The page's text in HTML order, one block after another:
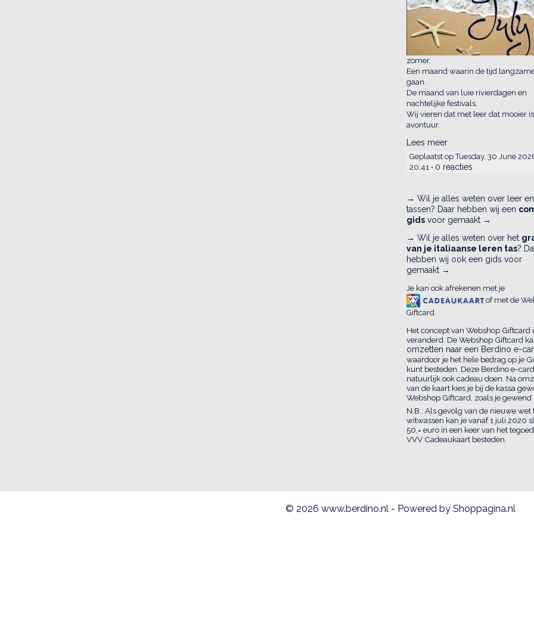
zomer.
Een maand waarin de tijd
gaan.
De maand van luie rivierdagen en
nachtelijke festivals.
Wij vieren dat met leer dat mooier
avontuur.
Lees meer
Geplaatst op Tuesday, 30 June
20:41 • 0 reacties
→ Wil je alles weten over leer
tassen? Daar hebben wij een
gids voor gemaakt →
→ Wil je alles weten over het
van je italiaanse leren tas?
hebben wij ook een gids voor
gemaakt →
Je kan ook afrekenen met je
of met de
Giftcard
Het concept van Webshop Giftcard
veranderd. De Webshop Giftcard
omzetten naar een Berdino e-
waardoor je het hele bedrag op je
kunt besteden. Deze Berdino e-
natuurlijk ook cadeau doen. Na
van de kaart kies je bij de kassa
Webshop Giftcard, zoals je gewend
N.B.: Als gevolg van de nieuwe wet
witwassen kan je vanaf 1 juli 2020
50,= euro in een keer van het
VVV Cadeaukaart besteden.
© 2026 www.berdino.nl - Powered by Shoppagina.nl